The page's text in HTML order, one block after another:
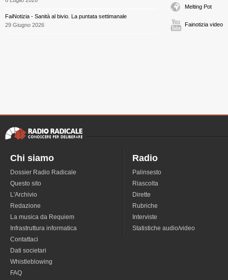
FaiNotizia - Sanità al bivio. La puntata settimanale
29 Giugno 2026
Melting Pot
Fainotizia video
Chi siamo
Dossier Radio Radicale
Questo sito
L'Archivio
Redazione
La musica da Requiem
Infrastruttura informatica
Contattaci
Dati societari
Whistleblowing
FAQ
Radio
Palinsesto
Riascolta
Dirette
Rubriche
Interviste
Statistiche audio/video